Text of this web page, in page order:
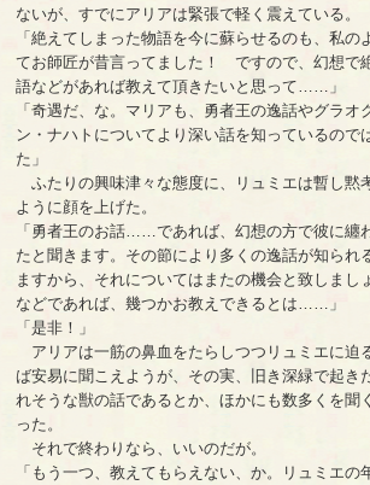
ないが、すでにアリアは緊張で軽く震えている。
「絶えてしまった物語を今に蘇らせるのも、私
てお師匠が昔言ってました！ ですので、幻想で
語などがあれば教えて頂きたいと思って……」
「奇遇だ、な。マリアも、勇者王の逸話やグラオ
ン・ナハトについてより深い話を知っているので
た」
ふたりの興味津々な態度に、リュミエは暫し黙
ように顔を上げた。
「勇者王のお話……であれば、幻想の方で彼に纏
たと聞きます。その節により多くの逸話が知られ
ますから、それについてはまたの機会と致しまし
などであれば、幾つかお教えできるとは……」
「是非！」
アリアは一筋の鼻血をたらしつつリュミエに迫
ば安易に聞こえようが、その実、旧き深緑で起
れそうな獣の話であるとか、ほかにも数多くを聞
った。
それで終わりなら、いいのだが。
「もう一つ、教えてもらえない、か。リュミエの